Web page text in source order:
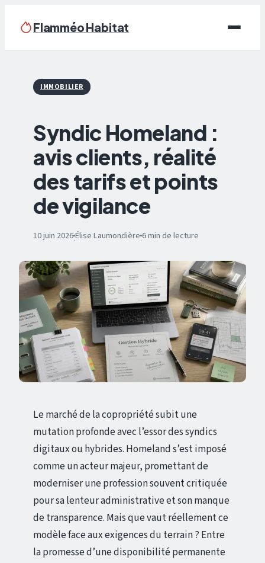
Flamméo Habitat
Écologie & Énergie
Bricolage
Immobilier
Déco
IMMOBILIER
Syndic Homeland :
avis clients, réalité
des tarifs et points
de vigilance
10 juin 2026·Élise Laumondière·6 min de lecture
Le marché de la copropriété subit une
mutation profonde avec l’essor des syndics
digitaux ou hybrides. Homeland s’est imposé
comme un acteur majeur, promettant de
moderniser une profession souvent critiquée
pour sa lenteur administrative et son manque
de transparence. Mais que vaut réellement ce
modèle face aux exigences du terrain ? Entre
la promesse d’une disponibilité permanente